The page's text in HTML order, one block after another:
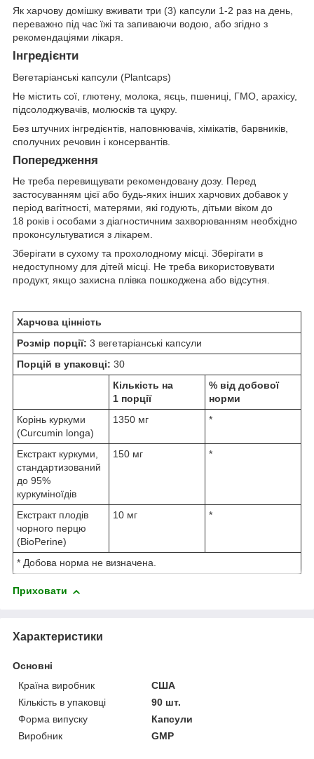
Як харчову домішку вживати три (3) капсули 1-2 раз на день,
переважно під час їжі та запиваючи водою, або згідно з
рекомендаціями лікаря.
Інгредієнти
Вегетаріанські капсули (Plantcaps)
Не містить сої, глютену, молока, яєць, пшениці, ГМО, арахісу,
підсолоджувачів, молюсків та цукру.
Без штучних інгредієнтів, наповнювачів, хімікатів, барвників,
сполучних речовин і консервантів.
Попередження
Не треба перевищувати рекомендовану дозу. Перед
застосуванням цієї або будь-яких інших харчових добавок у
період вагітності, матерями, які годують, дітьми віком до
18 років і особами з діагностичним захворюванням необхідно
проконсультуватися з лікарем.
Зберігати в сухому та прохолодному місці. Зберігати в
недоступному для дітей місці. Не треба використовувати
продукт, якщо захисна плівка пошкоджена або відсутня.
Харчова цінність
Розмір порції: 3 вегетаріанські капсули
Порцій в упаковці: 30
Кількість на
1 порції
% від добової
норми
Корінь куркуми
(Curcumin longa)
1350 мг *
Екстракт куркуми,
стандартизований
до 95%
куркуміноїдів
150 мг *
Екстракт плодів
чорного перцю
(BioPerine)
10 мг *
* Добова норма не визначена.
Приховати
Характеристики
Основні
Країна виробник
США
Кількість в упаковці
90 шт.
Форма випуску
Капсули
Виробник
GMP